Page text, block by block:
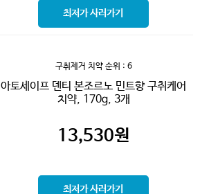
최저가 사러가기
구취제거 치약순위 : 6
아토세이프 덴티 본조르노 민트향 구취케어
치약, 170g, 3개
13,530원
최저가 사러가기